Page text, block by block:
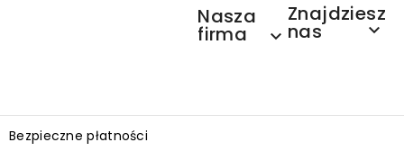
Nasza
firma 
Znajdziesz
nas 
Bezpieczne płatności